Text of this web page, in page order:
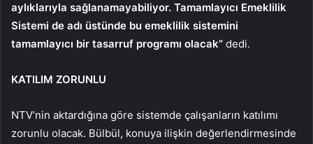
aylıklarıyla sağlanamayabiliyor. Tamamlayıcı Emeklilik
Sistemi de adı üstünde bu emeklilik sistemini
tamamlayıcı bir tasarruf programı olacak” dedi.
KATILIM ZORUNLU
NTV’nin aktardığına göre sistemde çalışanların katılımı
zorunlu olacak. Bülbül, konuya ilişkin değerlendirmesinde